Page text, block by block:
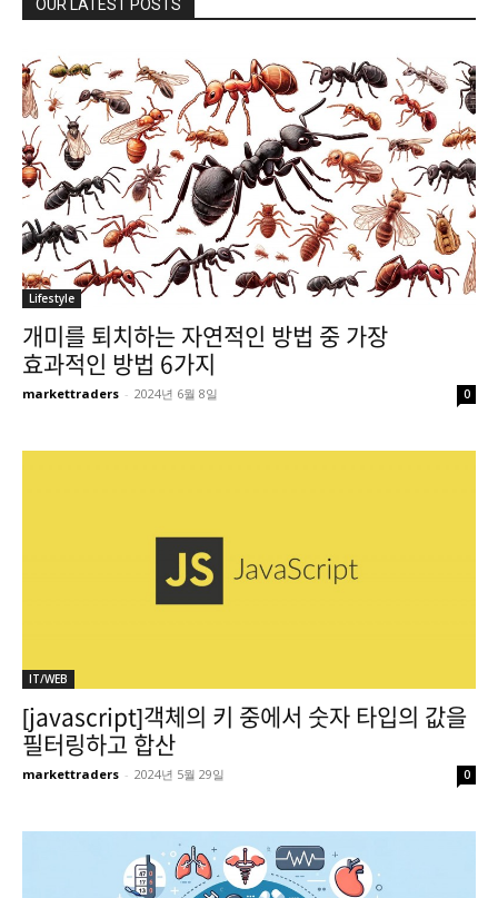
OUR LATEST POSTS
Lifestyle
개미를 퇴치하는 자연적인 방법 중 가장
효과적인 방법 6가지
markettraders - 2024년 6월 8일 0
IT/WEB
[javascript]객체의 키 중에서 숫자 타입의 값을
필터링하고 합산
markettraders - 2024년 5월 29일 0